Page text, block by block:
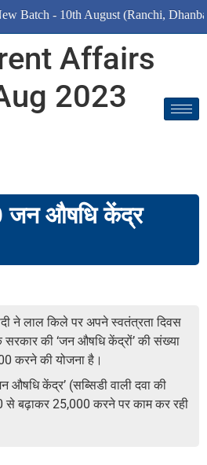
- 10th August (Ranchi, Dhanbad &
Affairs
2023
जन औषधि केंद्र
ने लाल किले पर अपने स्वतंत्रता दिवस
सरकार की ‘जन औषधि केंद्रों’ की संख्या
करने की योजना है।
औषधि केंद्र’ (सब्सिडी वाली दवा की
से बढ़ाकर 25,000 करने पर काम कर रही